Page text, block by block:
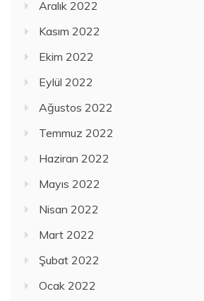
Aralık 2022
Kasım 2022
Ekim 2022
Eylül 2022
Ağustos 2022
Temmuz 2022
Haziran 2022
Mayıs 2022
Nisan 2022
Mart 2022
Şubat 2022
Ocak 2022